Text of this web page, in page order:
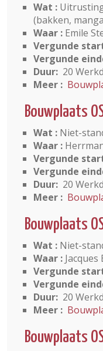
Wat :
(bakken,
Waar : Emile
Vergunde
Vergunde
Duur: 20
Meer :
Bouwplaats
Wat : Niet-
Waar :
Vergunde
Vergunde
Duur: 20
Meer :
Bouwplaats
Wat : Niet-
Waar :
Vergunde
Vergunde
Duur: 20
Meer :
Bouwplaats